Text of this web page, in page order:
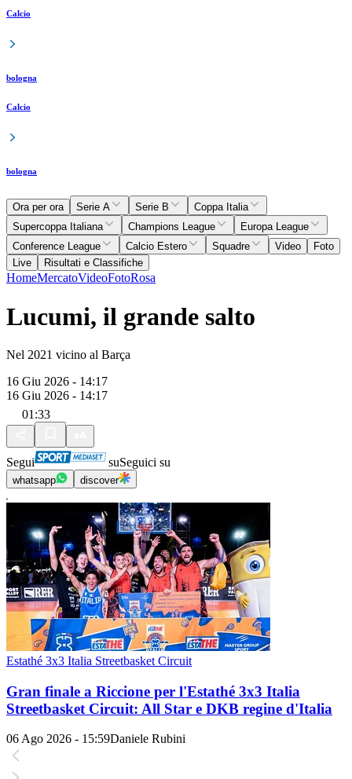
Calcio
bologna
Calcio
bologna
Ora per ora Serie A Serie B
Coppa Italia
Supercoppa Italiana
Champions League
Europa League
Conference League
Calcio Estero Squadre Video
Foto
Live
Risultati e Classifiche
HomeMercatoVideoFotoRosa
Lucumi, il grande salto
Nel 2021 vicino al Barça
16 Giu 2026 - 14:17
16 Giu 2026 - 14:17
01:33
Segui suSeguici su
whatsapp discover
Estathé 3x3 Italia Streetbasket Circuit
Gran finale a Riccione per l'Estathé 3x3 Italia
Streetbasket Circuit: All Star e DKB regine d'Italia
06 Ago 2026 - 15:59Daniele Rubini